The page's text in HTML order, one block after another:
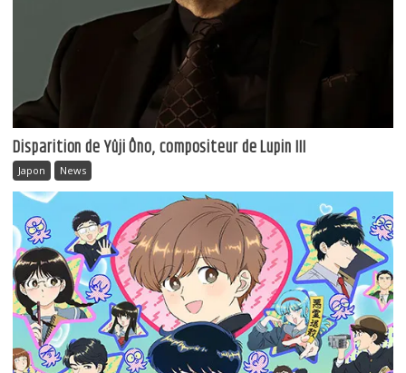
Disparition de Yûji Ôno, compositeur de Lupin III
Japon News